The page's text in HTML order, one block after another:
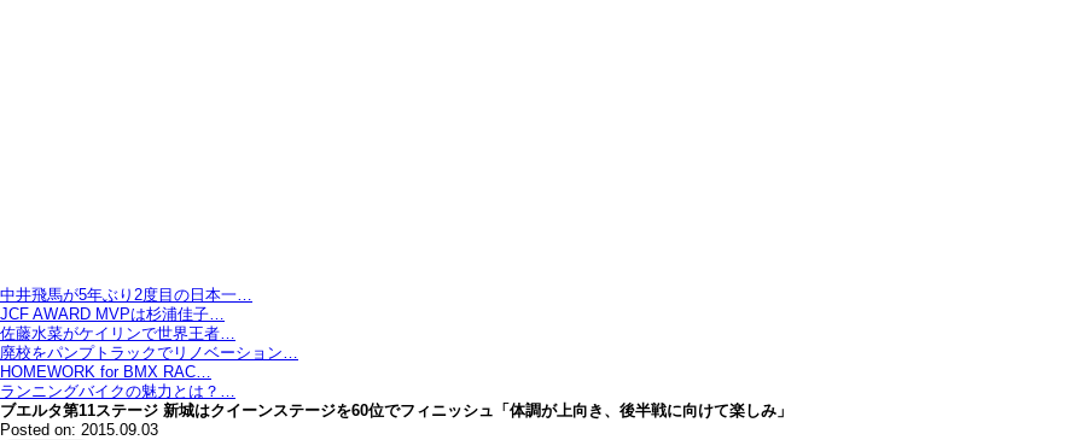
中井飛馬が5年ぶり2度目の日本一…
JCF AWARD MVPは杉浦佳子…
佐藤水菜がケイリンで世界王者…
廃校をパンプトラックでリノベーション…
HOMEWORK for BMX RAC…
ランニングバイクの魅力とは？…
ブエルタ第11ステージ 新城はクイーンステージを60位でフィニッシュ「体調が上向き、後半戦に向けて楽しみ」
Posted on: 2015.09.03